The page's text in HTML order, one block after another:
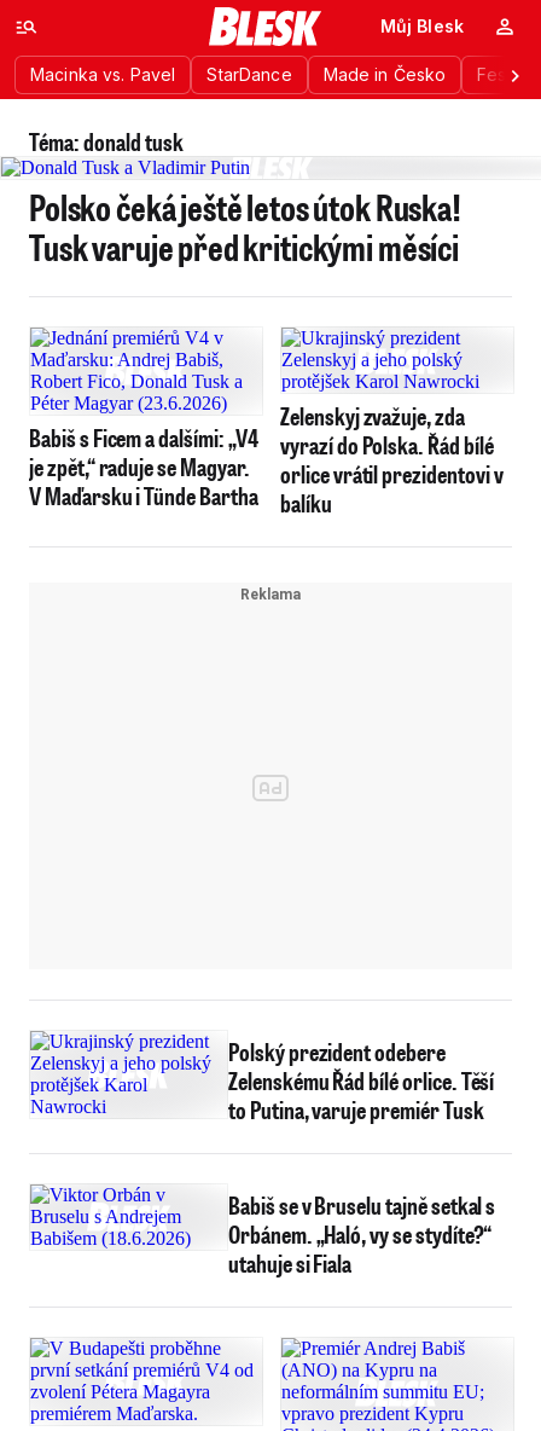
Macinka vs. Pavel StarDance Made in Česko
Můj Blesk
Téma: donald tusk
Polsko čeká ještě letos útok Ruska!
Tusk varuje před kritickými měsíci
Babiš s Ficem a dalšími: „V4
je zpět,“ raduje se Magyar.
V Maďarsku i Tünde Bartha
Zelenskyj zvažuje, zda
vyrazí do Polska. Řád bílé
orlice vrátil prezidentovi v
balíku
Polský prezident odebere
Zelenskému Řád bílé orlice. Těší
to Putina, varuje premiér Tusk
Babiš se v Bruselu tajně setkal s
Orbánem. „Haló, vy se stydíte?“
utahuje si Fiala